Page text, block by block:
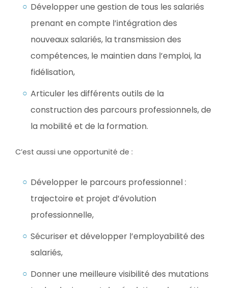
Développer une gestion de tous les salariés
prenant en compte l’intégration des
nouveaux salariés, la transmission des
compétences, le maintien dans l’emploi, la
fidélisation,
Articuler les différents outils de la
construction des parcours professionnels, de
la mobilité et de la formation.
C’est aussi une opportunité de :
Développer le parcours professionnel :
trajectoire et projet d’évolution
professionnelle,
Sécuriser et développer l’employabilité des
salariés,
Donner une meilleure visibilité des mutations